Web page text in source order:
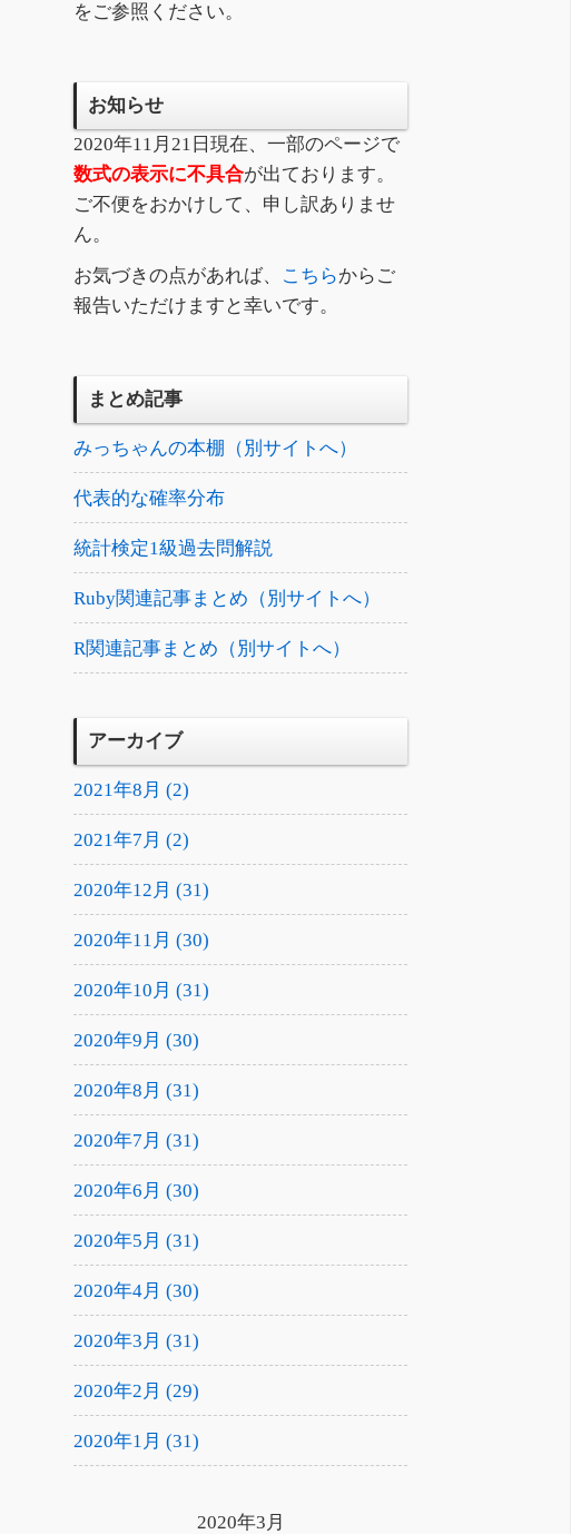
をご参照ください。
お知らせ
2020年11月21日現在、一部のページで
数式の表示に不具合が出ております。
ご不便をおかけして、申し訳ありませ
ん。
お気づきの点があれば、
こちらからご
報告いただけますと幸いです。
まとめ記事
みっちゃんの本棚（別サイトへ）
代表的な確率分布
統計検定1級過去問解説
Ruby関連記事まとめ（別サイトへ）
R関連記事まとめ（別サイトへ）
アーカイブ
2021年8月 (2)
2021年7月 (2)
2020年12月 (31)
2020年11月 (30)
2020年10月 (31)
2020年9月 (30)
2020年8月 (31)
2020年7月 (31)
2020年6月 (30)
2020年5月 (31)
2020年4月 (30)
2020年3月 (31)
2020年2月 (29)
2020年1月 (31)
2020年3月